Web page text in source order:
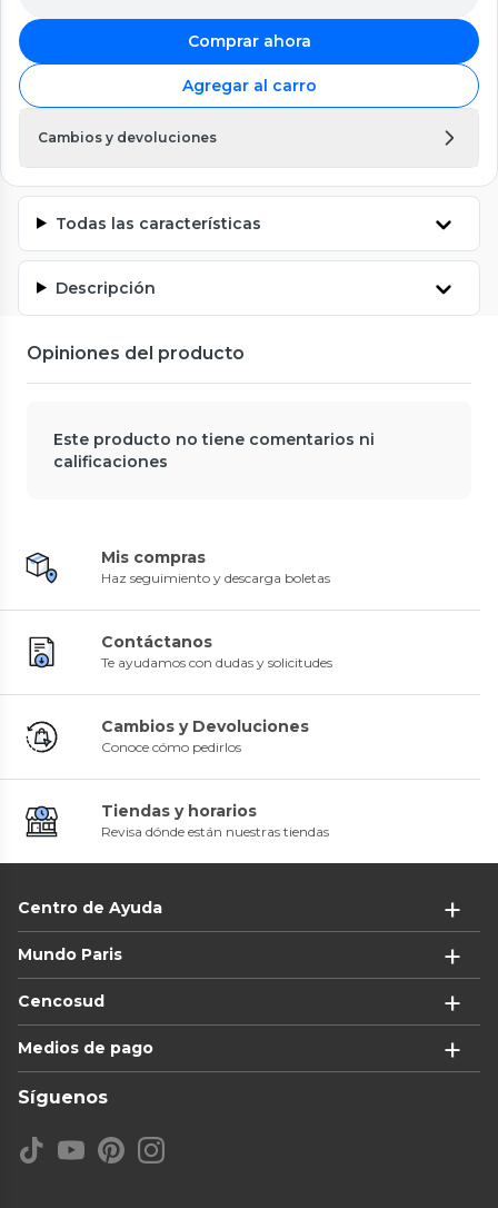
Comprar ahora
Agregar al carro
Cambios y devoluciones
Todas las características
Descripción
Opiniones del producto
Este producto no tiene comentarios ni
calificaciones
Mis compras
Haz seguimiento y descarga boletas
Contáctanos
Te ayudamos con dudas y solicitudes
Cambios y Devoluciones
Conoce cómo pedirlos
Tiendas y horarios
Revisa dónde están nuestras tiendas
Centro de Ayuda
Mundo Paris
Cencosud
Medios de pago
Síguenos